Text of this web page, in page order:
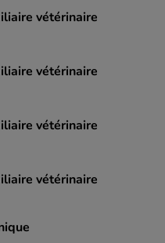
vétérinaire
vétérinaire
vétérinaire
vétérinaire